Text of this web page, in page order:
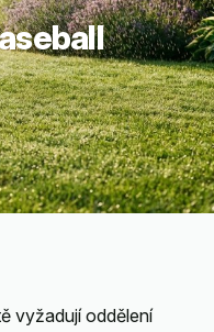
vyžadují oddělení